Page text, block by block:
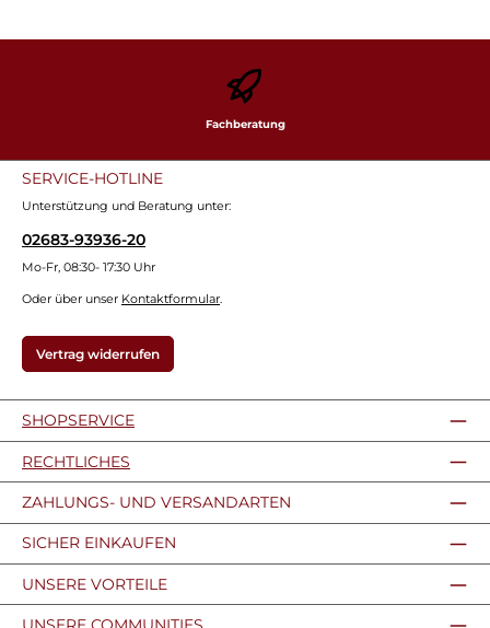
Fachberatung
SERVICE-HOTLINE
Unterstützung und Beratung unter:
02683-93936-20
Mo-Fr, 08:30- 17:30 Uhr
Oder über unser Kontaktformular.
Vertrag widerrufen
SHOPSERVICE
RECHTLICHES
ZAHLUNGS- UND VERSANDARTEN
SICHER EINKAUFEN
UNSERE VORTEILE